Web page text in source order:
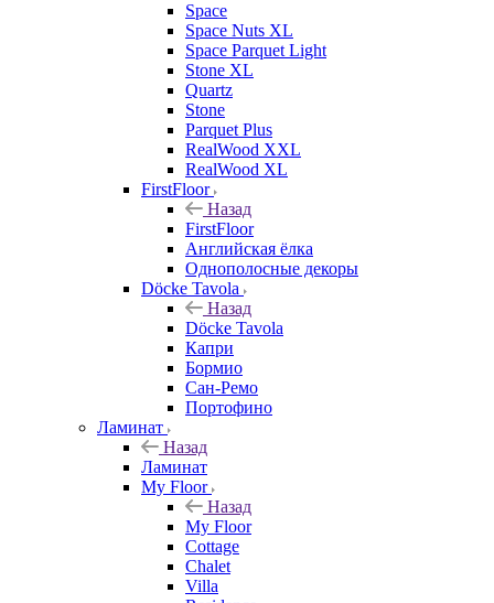
Space
Space Nuts XL
Space Parquet Light
Stone XL
Quartz
Stone
Parquet Plus
RealWood XXL
RealWood XL
FirstFloor
Назад
FirstFloor
Английская ёлка
Однополосные декоры
Döcke Tavola
Назад
Döcke Tavola
Капри
Бормио
Сан-Ремо
Портофино
Ламинат
Назад
Ламинат
My Floor
Назад
My Floor
Cottage
Chalet
Villa